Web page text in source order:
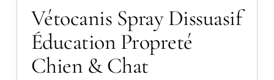
Vétocanis Spray Dissuasif
Éducation Propreté
Chien & Chat